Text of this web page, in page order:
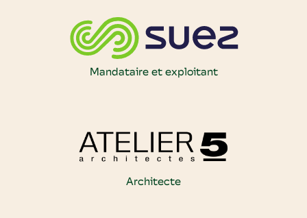
Mandataire et exploitant
Architecte